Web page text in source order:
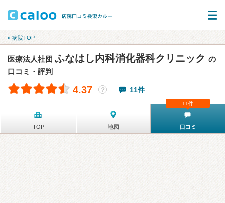
« 病院TOP
医療法人社団 ふなはし内科消化器科クリニック の
口コミ・評判
4.37 ？ 11件
TOP 地図 口コミ
11件